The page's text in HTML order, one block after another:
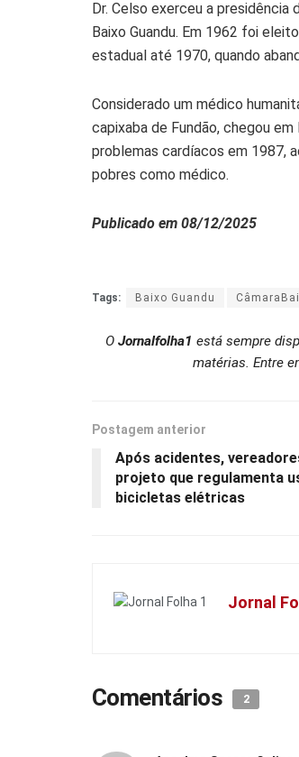
Dr. Celso exerceu a
Baixo Guandu. Em 1962 foi
estadual até 1970, quando
Considerado um médico
capixaba de Fundão, chegou
problemas cardíacos em 1987,
pobres como médico.
Publicado em 08/12/2025
Tags: Baixo Guandu
O Jornalfolha1 está sempre
matérias. Entre
Postagem anterior
Após acidentes,
projeto que regulamenta
bicicletas elétricas
Jornal
Comentários 2